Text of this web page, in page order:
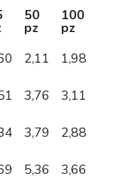
50
pz
100
pz
2,11 1,98
3,76 3,11
3,79 2,88
5,36 3,66